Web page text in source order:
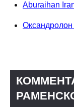
Aburaihan
Оксандролон